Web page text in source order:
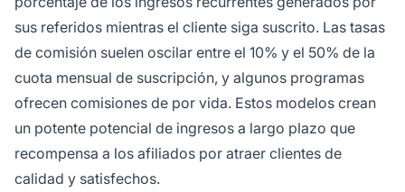
sus referidos mientras el cliente siga suscrito. Las tasas
de comisión suelen oscilar entre el 10% y el 50% de la
cuota mensual de suscripción, y algunos programas
ofrecen comisiones de por vida. Estos modelos crean
un potente potencial de ingresos a largo plazo que
recompensa a los afiliados por atraer clientes de
calidad y satisfechos.